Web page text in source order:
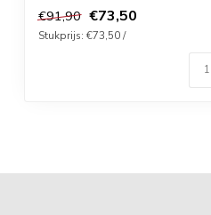
€91,90 €73,50
Stukprijs: €73,50 /